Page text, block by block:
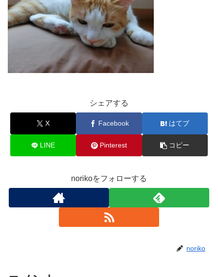
シェアする
X Facebook はてブ
LINE Pinterest コピー
norikoをフォローする
noriko